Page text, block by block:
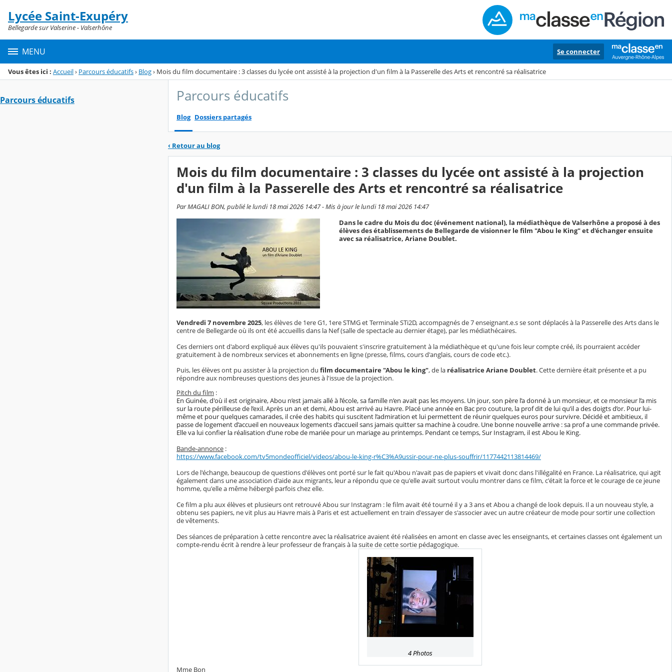
Menu de la rubrique
Contenu
Lycée Saint-Exupéry
Bellegarde sur Valserine - Valserhône
MENU Se connecter
Vous êtes ici : Accueil› Parcours éducatifs› Blog› Mois du film documentaire : 3 classes du lycée ont assisté à la projection d'un film à la Passerelle des Arts et rencontré sa réalisatrice
Parcours éducatifs Parcours éducatifs
Blog Dossiers partagés
‹ Retour au blog
Mois du film documentaire : 3 classes du lycée ont assisté à la projection
d'un film à la Passerelle des Arts et rencontré sa réalisatrice
Par MAGALI BON, publié le lundi 18 mai 2026 14:47 - Mis à jour le lundi 18 mai 2026 14:47
Dans le cadre du Mois du doc (événement national), la médiathèque de Valserhône a proposé à des
élèves des établissements de Bellegarde de visionner le film "Abou le King" et d'échanger ensuite
avec sa réalisatrice, Ariane Doublet.
Vendredi 7 novembre 2025, les élèves de 1ere G1, 1ere STMG et Terminale STi2D, accompagnés de 7 enseignant.e.s se sont déplacés à la Passerelle des Arts dans le
centre de Bellegarde où ils ont été accueillis dans la Nef (salle de spectacle au dernier étage), par les médiathécaires.
Ces derniers ont d'abord expliqué aux élèves qu'ils pouvaient s'inscrire gratuitement à la médiathèque et qu'une fois leur compte créé, ils pourraient accéder
gratuitement à de nombreux services et abonnements en ligne (presse, films, cours d'anglais, cours de code etc.).
Puis, les élèves ont pu assister à la projection du film documentaire "Abou le king", de la réalisatrice Ariane Doublet. Cette dernière était présente et a pu
répondre aux nombreuses questions des jeunes à l'issue de la projection.
Pitch du film :
En Guinée, d'où il est originaire, Abou n’est jamais allé à l’école, sa famille n’en avait pas les moyens. Un jour, son père l’a donné à un monsieur, et ce monsieur l’a mis
sur la route périlleuse de l’exil. Après un an et demi, Abou est arrivé au Havre. Placé une année en Bac pro couture, la prof dit de lui qu’il a des doigts d’or. Pour lui-
même et pour quelques camarades, il crée des habits qui suscitent l’admiration et lui permettent de réunir quelques euros pour survivre. Décidé et ambitieux, il
passe de logement d’accueil en nouveaux logements d’accueil sans jamais quitter sa machine à coudre. Une bonne nouvelle arrive : sa prof a une commande privée.
Elle va lui confier la réalisation d’une robe de mariée pour un mariage au printemps. Pendant ce temps, Sur Instagram, il est Abou le King.
Bande-annonce :
https://www.facebook.com/tv5mondeofficiel/videos/abou-le-king-r%C3%A9ussir-pour-ne-plus-souffrir/1177442113814469/
Lors de l'échange, beaucoup de questions d'élèves ont porté sur le fait qu'Abou n'avait pas de papiers et vivait donc dans l'illégalité en France. La réalisatrice, qui agit
également dans une association d'aide aux migrants, leur a répondu que ce qu'elle avait surtout voulu montrer dans ce film, c'était la force et le courage de ce jeune
homme, qu'elle a même hébergé parfois chez elle.
Ce film a plu aux élèves et plusieurs ont retrouvé Abou sur Instagram : le film avait été tourné il y a 3 ans et Abou a changé de look depuis. Il a un nouveau style, a
obtenu ses papiers, ne vit plus au Havre mais à Paris et est actuellement en train d'essayer de s'associer avec un autre créateur de mode pour sortir une collection
de vêtements.
Des séances de préparation à cette rencontre avec la réalisatrice avaient été réalisées en amont en classe avec les enseignants, et certaines classes ont également un
compte-rendu écrit à rendre à leur professeur de français à la suite de cette sortie pédagogique.
4 Photos
Mme Bon